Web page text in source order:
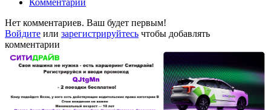
Комментарии
Нет комментариев. Ваш будет первым!
Войдите или зарегистрируйтесь чтобы добавлять
комментарии